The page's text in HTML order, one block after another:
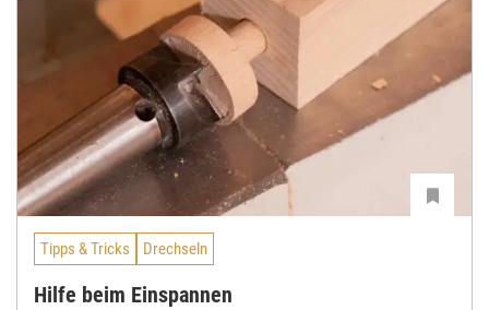
Tipps & Tricks Drechseln
Hilfe beim Einspannen